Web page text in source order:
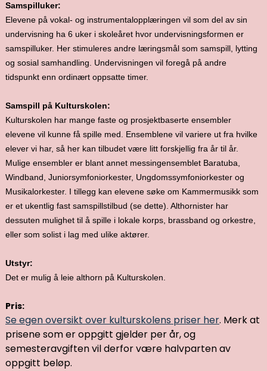
Samspilluker:
Elevene på vokal- og instrumentalopplæringen vil som del av sin
undervisning ha 6 uker i skoleåret hvor undervisningsformen er
samspilluker. Her stimuleres andre læringsmål som samspill, lytting
og sosial samhandling. Undervisningen vil foregå på andre
tidspunkt enn ordinært oppsatte timer.
Samspill på Kulturskolen:
Kulturskolen har mange faste og prosjektbaserte ensembler
elevene vil kunne få spille med. Ensemblene vil variere ut fra hvilke
elever vi har, så her kan tilbudet være litt forskjellig fra år til år.
Mulige ensembler er blant annet messingensemblet Baratuba,
Windband, Juniorsymfoniorkester, Ungdomssymfoniorkester og
Musikalorkester. I tillegg kan elevene søke om Kammermusikk som
er et ukentlig fast samspillstilbud (se dette). Althornister har
dessuten mulighet til å spille i lokale korps, brassband og orkestre,
eller som solist i lag med ulike aktører.
Utstyr:
Det er mulig å leie althorn på Kulturskolen.
Pris:
Se egen oversikt over kulturskolens priser her. Merk at
prisene som er oppgitt gjelder per år, og
semesteravgiften vil derfor være halvparten av
oppgitt beløp.